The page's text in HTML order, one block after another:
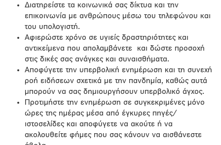
Διατηρείστε τα κοινωνικά σας δίκτυα και την
επικοινωνία με ανθρώπους μέσω του τηλεφώνου και
του υπολογιστή.
Αφιερώστε χρόνο σε υγιείς δραστηριότητες και
αντικείμενα που απολαμβάνετε
και δώστε προσοχή
στις δικές σας ανάγκες και συναισθήματα.
Αποφύγετε την υπερβολική ενημέρωση και τη συνεχή
ροή ειδήσεων σχετικά με την πανδημία, καθώς αυτά
μπορούν να σας δημιουργήσουν υπερβολικό άγχος.
Προτιμήστε την ενημέρωση σε συγκεκριμένες μόνο
ώρες της ημέρας μέσα από έγκυρες πηγές/
ιστοσελίδες και αποφύγετε να ακούτε ή να
ακολουθείτε φήμες που σας κάνουν να αισθάνεστε